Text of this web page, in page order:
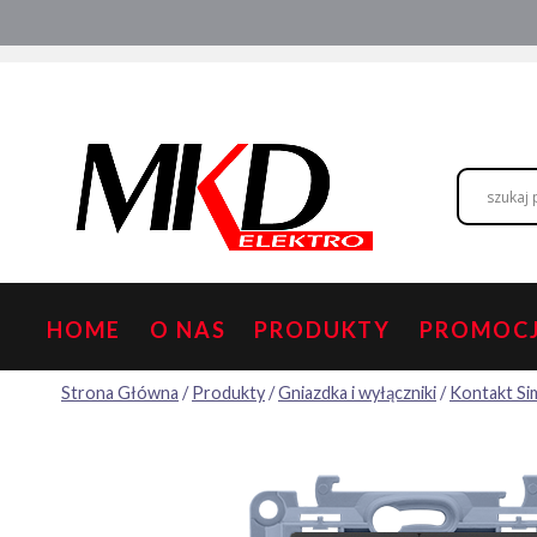
do
HOME O NAS PRODUKTY
Strona Główna / Produkty/Gniazdka i wyłączniki/ Kontakt